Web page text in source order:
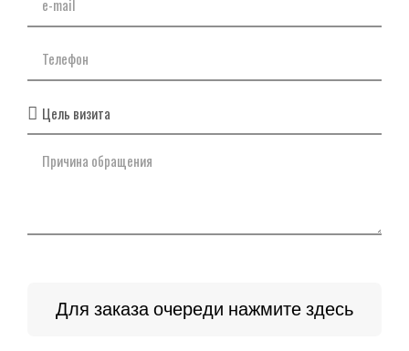
Для заказа очереди нажмите здесь